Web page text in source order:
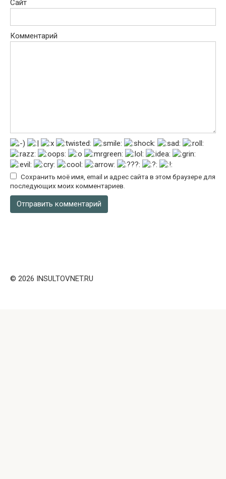
Сайт
Комментарий
Сохранить моё имя, email и адрес сайта в этом браузере для
последующих моих комментариев.
© 2026 INSULTOVNET.RU